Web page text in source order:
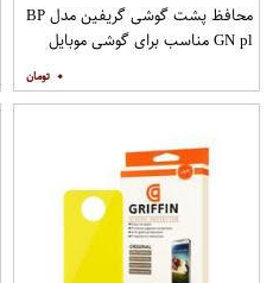
محافظ پشت گوشی گریفین مدل BP
GN pl مناسب برای گوشی موبایل
۰